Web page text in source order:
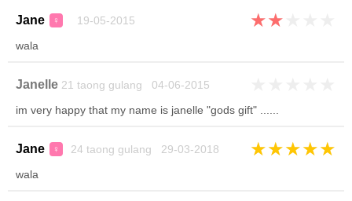
Jane ♀ 19-05-2015 ★★
wala
Janelle 21 taong gulang 04-06-2015
im very happy that my name is janelle "gods gift" ......
Jane ♀ 24 taong gulang 29-03-2018 ★★★★★
wala